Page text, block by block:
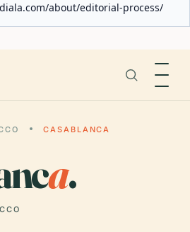
about/editorial-process/
CASABLANCA
a.